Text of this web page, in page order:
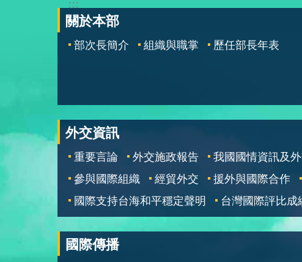
:::
關於本部
部次長簡介 組織與職掌 歷任部長年表
外交資訊
重要言論 外交施政報告
我國國情資訊及
參與國際組織
經貿外交 援外與國際合作
國際支持台海和平穩定聲明
台灣國際評比成
國際傳播